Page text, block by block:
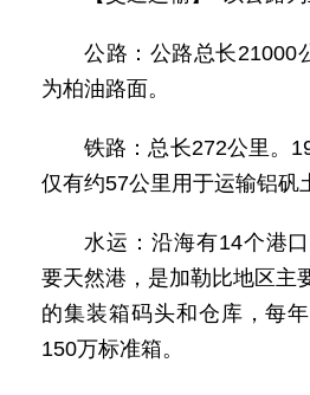
公路：公路总长21000
为柏油路面。
铁路：总长272公里。
仅有约57公里用于运输铝矾
水运：沿海有14个港
要天然港，是加勒比地区主
的集装箱码头和仓库，每
150万标准箱。